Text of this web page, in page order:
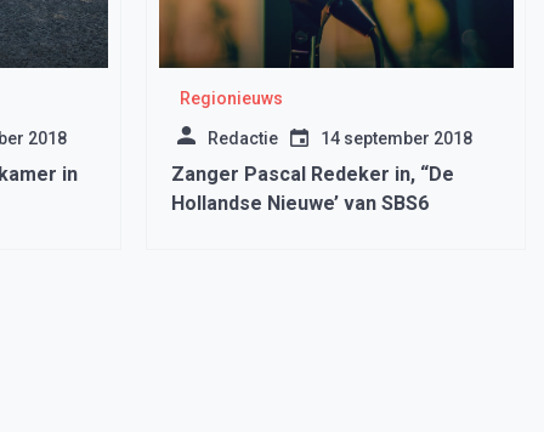
2018
in
Regionieuws
Redactie 14 september 2018
Zanger Pascal Redeker in, “De
Hollandse Nieuwe’ van SBS6